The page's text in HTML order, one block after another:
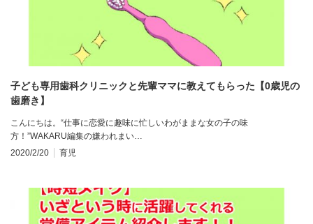
子ども専用歯科クリニックと先輩ママに教えてもらった【0歳児の
歯磨き】
こんにちは。“仕事に恋愛に趣味に忙しいわがままな女の子の味
方！”WAKARU編集の嫌われまい…
2020/2/20
育児